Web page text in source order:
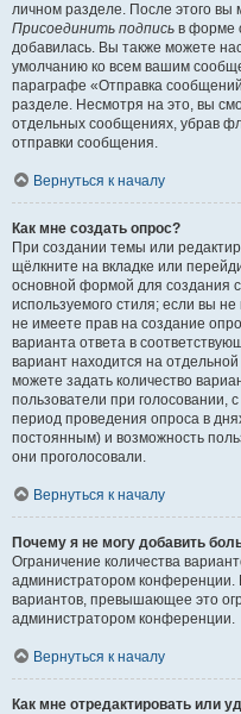
личном разделе. После этого
Присоединить подпись в форме
добавилась. Вы также можете
умолчанию ко всем вашим
параграфе «Отправка
разделе. Несмотря на это, вы
отдельных сообщениях, убрав
отправки сообщения.
Вернуться к началу
Как мне создать опрос?
При создании темы или
щёлкните на вкладке или
основной формой для создания
используемого стиля; если вы
не имеете прав на создание
варианта ответа в
вариант находится на
можете задать количество
пользователи при голосовании,
период проведения опроса в
постоянным) и возможность
они проголосовали.
Вернуться к началу
Почему я не могу добавить
Ограничение количества
администратором конференции.
вариантов, превышающее это
администратором конференции.
Вернуться к началу
Как мне отредактировать или